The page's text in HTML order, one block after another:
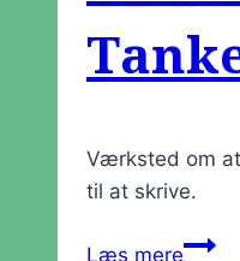
Værksted om
til at skrive.
Læs mere